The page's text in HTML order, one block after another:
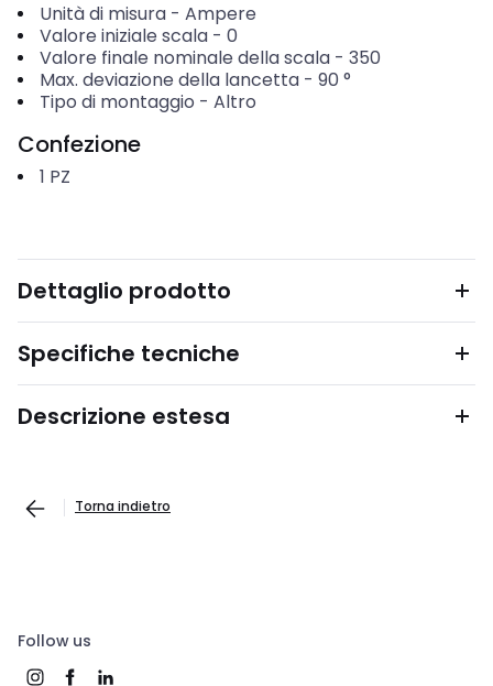
Unità di misura- Ampere
Valore iniziale scala- 0
Valore finale nominale della scala- 350
Max. deviazione della lancetta- 90 °
Tipo di montaggio - Altro
Confezione
1 PZ
Dettaglio prodotto
Specifiche tecniche
Descrizione estesa
Torna indietro
Follow us